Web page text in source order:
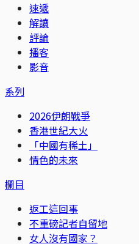
速遞
解讀
評論
播客
影音
系列
2026伊朗戰爭
香港世紀大火
「中國有稀土」
情色的未來
欄目
返工這回事
不重磅記者自留地
女人沒有國家？